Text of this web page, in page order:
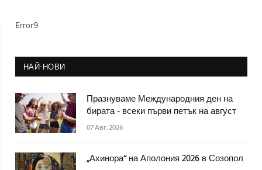
Error9
НАЙ-НОВИ
Празнуваме Международния ден на
бирата - всеки първи петък на август
07 Авг. 2026
„Ахинора“ на Аполония 2026 в Созопол